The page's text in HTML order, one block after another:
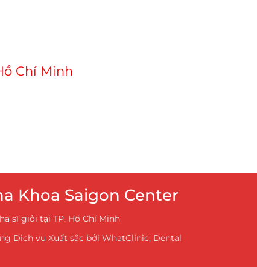
Chí Minh
Khoa Saigon Center
sĩ giỏi tại TP. Hồ Chí Minh
Dịch vụ Xuất sắc bởi WhatClinic, Dental